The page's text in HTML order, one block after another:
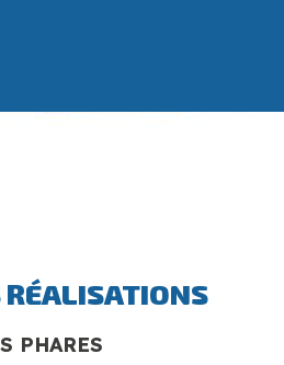
RÉALISATIONS
PHARES